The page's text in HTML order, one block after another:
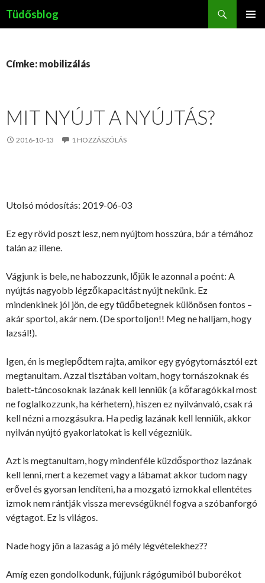
Tüdősblog
Címke: mobilizálás
MIT NYÚJT A NYÚJTÁS?
2016-10-13 1 HOZZÁSZÓLÁS
Utolsó módosítás: 2019-06-03
Ez egy rövid poszt lesz, nem nyújtom hosszúra, bár a témához
talán az illene.
Vágjunk is bele, ne habozzunk, lőjük le azonnal a poént: A
nyújtás nagyobb légzőkapacitást nyújt nekünk. Ez
mindenkinek jól jön, de egy tüdőbetegnek különösen fontos –
akár sportol, akár nem. (De sportoljon!! Meg ne halljam, hogy
lazsál!).
Igen, én is meglepődtem rajta, amikor egy gyógytornásztól ezt
megtanultam. Azzal tisztában voltam, hogy tornászoknak és
balett-táncosoknak lazának kell lenniük (a kőfaragókkal most
ne foglalkozzunk, ha kérhetem), hiszen ez nyilvánvaló, csak rá
kell nézni a mozgásukra. Ha pedig lazának kell lenniük, akkor
nyilván nyújtó gyakorlatokat is kell végezniük.
Azt is megtanultam, hogy mindenféle küzdősporthoz lazának
kell lenni, mert a kezemet vagy a lábamat akkor tudom nagy
erővel és gyorsan lendíteni, ha a mozgató izmokkal ellentétes
izmok nem rántják vissza merevségüknél fogva a szóbanforgó
végtagot. Ez is világos.
Nade hogy jön a lazaság a jó mély légvételekhez??
Amíg ezen gondolkodunk, fújjunk rágógumiból buborékot